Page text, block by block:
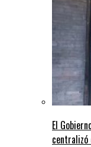
El
centralizó